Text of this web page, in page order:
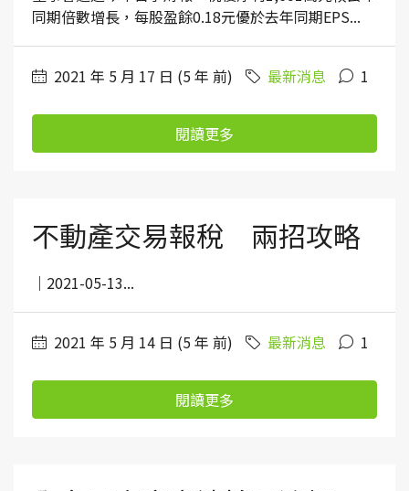
同期倍數增長，每股盈餘0.18元優於去年同期EPS...
2021 年 5 月 17 日 (5 年 前) 最新消息 1
閱讀更多
不動產交易報稅 兩招攻略
｜2021-05-13...
2021 年 5 月 14 日 (5 年 前) 最新消息 1
閱讀更多